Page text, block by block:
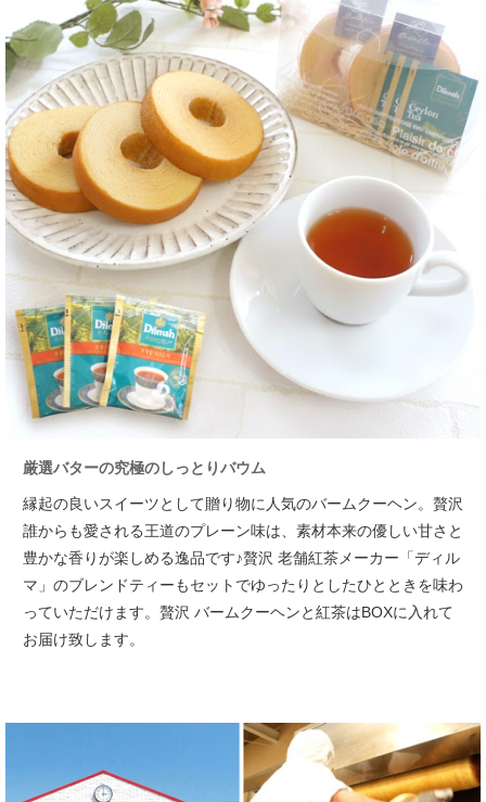
厳選バターの究極のしっとりバウム
縁起の良いスイーツとして贈り物に人気のバームクーヘン。 贅沢
誰からも愛される王道のプレーン味は、素材本来の優しい甘さと
豊かな香りが楽しめる逸品です♪贅沢 老舗紅茶メーカー「ディル
マ」のブレンドティーもセットでゆったりとしたひとときを味わ
っていただけます。 贅沢 バームクーヘンと紅茶はBOXに入れて
お届け致します。